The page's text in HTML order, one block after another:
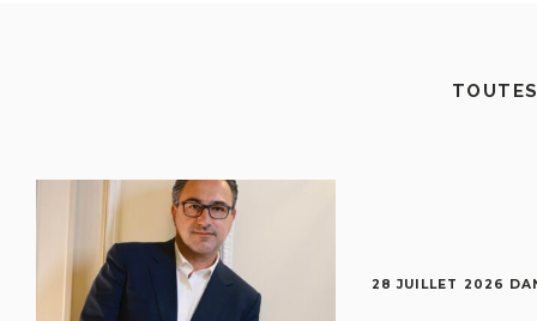
28 JUILLET 2026